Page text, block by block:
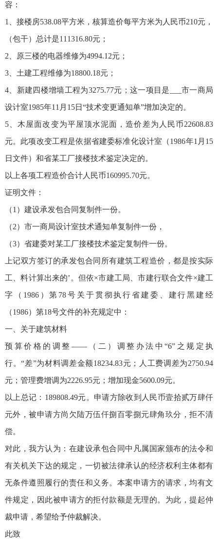
容：
1、接楼房538.08平方米，核算造价每平方米为人民币210元，
（包干）总计是111316.80元；
2、原三楼的电器维修为4994.12元；
3、土建工程维修为18800.18元；
4、新建四楼增墙工程为3275.77元；这一项目是___市一商局
设计室1985年11月15日“技术变更通知单”增加决定的。
5、木屋面改变为平屋顶水泥面，造价差为人民币22608.83
元。此项改变工程是依据省建委标准化设计室（1986年1月15
日文件）和省某工厂接楼技术鉴定决定的。
以上各项工程造价合计人民币160995.70元。
证明文件：
（1）建设承发包合同复制件一份。
（2）市一商局设计室技术通知单复制件一份，
（3）省建委对某工厂接楼技术鉴定复制件一份。
上记双方签订的承发包合同所有建筑工程造价，都是按实际
工、料计算出来的’。但依×市建工局、市建行联合文件×建工
字（1986）第78号关于贯彻执行省建委、建行黑建经
（1986）第18号文件的补充规定中：
一、关于建筑材料
预算价格的调整——（二）调整办法中“6”之规定执
行。“差”为材料调差金额18234.83元；人工费调差为2750.94
元；管理费增调为2226.95元；增加现金5600.09元。
以上总记：189808.49元。申请方除收到人民币壹拾贰万肆仟
元外，被申请方尚欠陆万伍仟捌百零捌元肆角玖分，拒不清
偿。
对此，我方认为：在建设承包合同中凡属国家颁布的法令和
有关机关下达的规定，一切被法律承认的经济权利主体都有
无条件遵照履行的责任和义务。本案申请方的请求，均有文
件规定，因此被申请方的拒付款额是无理的。为此，提起仲
裁申请，希望给予仲裁解决。
此致